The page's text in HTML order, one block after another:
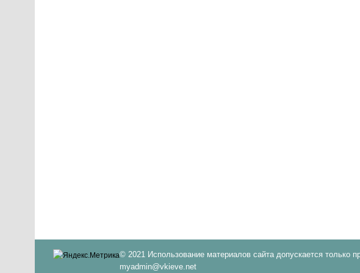
© 2021 Использование материалов сайта допускается только
myadmin@vkieve.net